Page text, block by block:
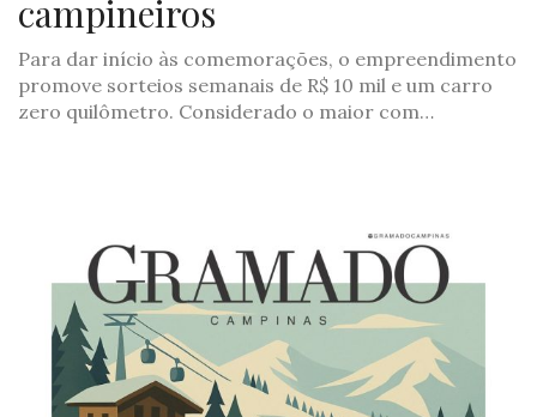
campineiros
Para dar início às comemorações, o empreendimento
promove sorteios semanais de R$ 10 mil e um carro
zero quilômetro. Considerado o maior com…